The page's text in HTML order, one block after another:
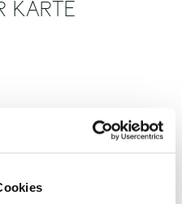
KARTE